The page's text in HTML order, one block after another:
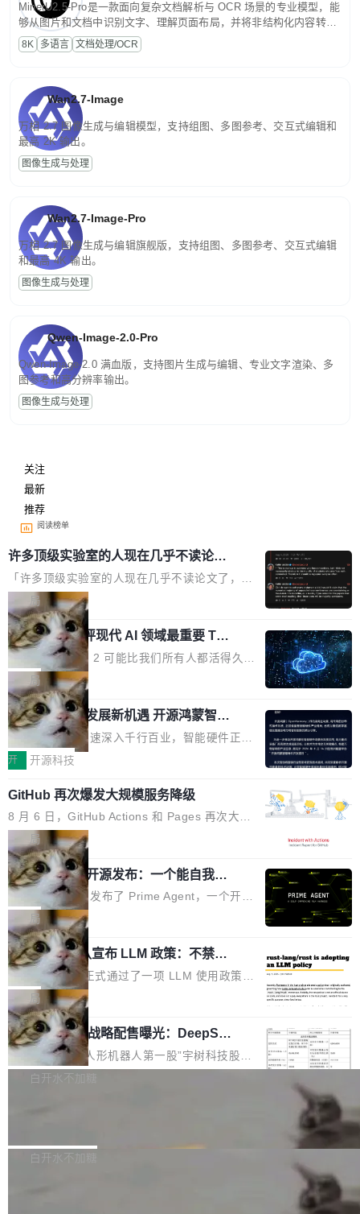
MinerU2.5-Pro是一款面向复杂文档解析与 OCR 场景的专业模型，能
够从图片和文档中识别文字、理解页面布局，并将非结构化内容转换
为便于存储、检索和二次处理的结构化结果。
8K 多语言 文档处理/OCR
Wan2.7-Image
万相 2.7 图像生成与编辑模型，支持组图、多图参考、交互式编辑和
最高 2K 输出。
图像生成与处理
Wan2.7-Image-Pro
万相 2.7 图像生成与编辑旗舰版，支持组图、多图参考、交互式编辑
和最高 4K 输出。
图像生成与处理
Qwen-Image-2.0-Pro
Qwen-Image-2.0 满血版，支持图片生成与编辑、专业文字渲染、多
图参考和高分辨率输出。
图像生成与处理
关注
最新
推荐
阅读榜单
许多顶级实验室的人现在几乎不读论文
了
「许多顶级实验室的人现在几乎不读论文了，而
且他们认为 ICLR/ICML/NeurIPS 充斥着大量过
度宣传和欺诈。」 OpenAI 研究员 Keller Jorda
n 这条推文引发了广泛讨论。他不是在说风凉
话，他是说出了一个圈内人尽皆知但很少公开捅
破的事实。 Jordan 随后补充了一句软化声明：
「我不认为这些会议上大部分论文都在过度宣传
或造假。问题是，作为读者，如果你筛选出那些
看起来最令人兴奋的论文，那它们大部分都是过
度宣传的。」 这才是真正的痛点。不是所有论文
都有问题，是最吸引眼球的那批论文最有问题。
他引用的帖子来自 Mathew Shen，一位 ICLR 2
026 的读者：「看了篇 ...
局
xAI 前工程师评现代 AI 领域最重要 Top
3 开源项目
Flash Attention 2 可能比我们所有人都活得久。
这句话不是来自某个技术博客，而是出自 Hieu
Pham 的一条推文。Hieu Pham 是谁？他是 xAI
的早期工程师之一，在 Grok 训练基础设施团队
工作过。近日他在 X 上发了一条帖子，列出了他
认为现代 AI 领域最重要的三个开源项目。 第一
个名字毫无悬念：Flash Attention 2。 Hieu 的
理由很具体。FA 系列不需要解释，但 FA2 是他
认为最重要的一个——复杂度恰到好处，刚好能
驱动你去学 CuTe，但还没被那些"邪恶的" Hopp
er++ 优化所淹没，足够容易修改和适配。 更关
键的是 FA2 的持久性...
局
共商智能硬件发展新机遇 开源鸿蒙智能
硬件开发者日杭州站即将举行
随着万物智联加速深入千行百业，智能硬件正从
单点设备迈向智能化、网联化、协同化发展。作
鸿蒙通过统一技术底座和分布式能力，为不同类
型智能设备的开发、连接与互联提供关键支撑，
也为产业链企业探索产品创新与商业增长打开新
的空间。 8月14日，开源鸿蒙智能硬件开发者日
（OHDD：OpenHarmony Hardware Develope
r Day）将在杭州启航。活动面向智能硬件产业
链企业和开发者，邀请行业专家与资深技术顾
问，围绕开源鸿蒙技术能力、设备适配、芯片适
配、功耗与稳定性调优、兼容性测评及统一互联
等内容展开系统讲解和实战交流，帮助企业进一
步了解开源鸿蒙在智能...
开 开源科技
GitHub 再次爆发大规模服务降级
8 月 6 日，GitHub Actions 和 Pages 再次大规
模服务降级，Actions 完全不可用超过 5 小时，
webhook 停发，连自托管 runner 也因调度层故
障无法工作。Pages、Copilot code review、C
opilot coding agent 全部受影响。从检测到完全
恢复，大约 12 小时。 这是 2026 年 8 月的第六
起事故，其中四起与 AI/Copilot 服务相关。 Git
Hub 员工 kdaigle 在 HN 讨论中贴出了一组数
据：2025 年全年 10 亿次 commit。现在，每周
2.75 亿次，全年预计 140 亿次。GitHub...
局
Prime Agent 开源发布：一个能自我改
进的编程 Agent，ARC-AGI 3 超越人类
专家基线
Prime Intellect 发布了 Prime Agent，一个开源
的编程 Agent Harness，核心设计围绕两个抽
象：Recursive Language Model（RLM）和 C
ontinual Harness。在 ARC-AGI 3 基准测试
上，Prime Agent + Opus 5 的组合达到了 95.
5% RHAE Best@1，超过了 ARC 报告的人类专
家基线 95.4%。 不是又一个 coding agent 包装
器 Prime Agent 的架构和市面上大多数 coding
agent 有本质区别。大多数 agent harness 的设
计是基于早期模型的能力—...
局
Rust 项目团队宣布 LLM 政策：不禁
止，但你要承认哪些代码不是你写的
Rust 语言项目正式通过了一项 LLM 使用政策，
覆盖 rust-lang/rust 单一仓库的代码贡献。这不
是项目级别的官方立场，目前由五个团队采纳，
但它可能是主流开源项目中关于 AI 辅助贡献最
细致的一份规则。 政策的核心只有一句话：LLM
可以用来分析、提炼、审阅、建议，但不能用来
不得生成涉及安全性的关键变更，除非作者本身
局
宇树科技 IPO 战略配售曝光：DeepSe
ek 获配 93.3 万股，锁定 36 个月
8月6日晚间，“人形机器人第一股”宇树科技股份
有限公司披露IPO发行价格及战略配售结果，杭
36个月。 公告显示，本次宇树科技战略配售对
白开水不加糖
Bug fixes and enhancements 修复多次传递同
白开水不加糖